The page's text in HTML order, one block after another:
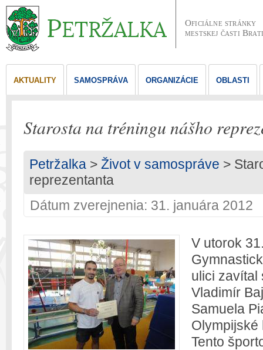
Oficiálne stránky
mestskej časti
AKTUALITY SAMOSPRÁVA ORGANIZÁCIE OBLASTI
Starosta na tréningu nášho
Petržalka > Život v samospráve >
reprezentanta
Dátum zverejnenia: 31. januára 2012
V utorok
ulici zavítal
Vladimír
Samuela
Olympijské
Tento